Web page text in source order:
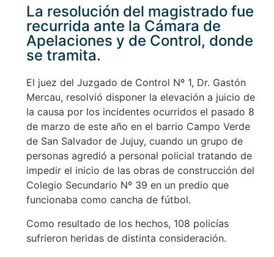
La resolución del magistrado fue
recurrida ante la Cámara de
Apelaciones y de Control, donde
se tramita.
El juez del Juzgado de Control Nº 1, Dr. Gastón
Mercau, resolvió disponer la elevación a juicio de
la causa por los incidentes ocurridos el pasado 8
de marzo de este año en el barrio Campo Verde
de San Salvador de Jujuy, cuando un grupo de
personas agredió a personal policial tratando de
impedir el inicio de las obras de construcción del
Colegio Secundario Nº 39 en un predio que
funcionaba como cancha de fútbol.
Como resultado de los hechos, 108 policías
sufrieron heridas de distinta consideración.